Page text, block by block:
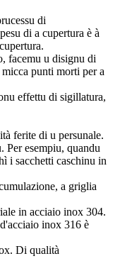
di
di a cupertura è à
facemu u disignu di
punti morti per a
effettu di sigillatura,
ferite di u persunale.
Per esempiu, quandu
i sacchetti caschinu in
a griglia
in acciaio inox 304.
inox 316 è
Di qualità